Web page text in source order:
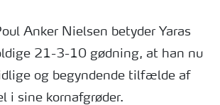
Anker Nielsen betyder Yaras
21-3-10 gødning, at han nu
og begyndende tilfælde af
i sine kornafgrøder.